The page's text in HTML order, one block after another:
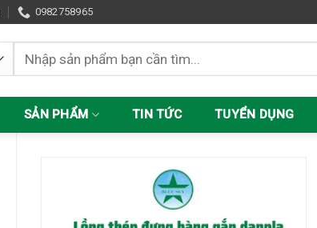
0982758965
Tìm
kiếm:
SẢN PHẨM TIN TỨC TUYỂN DỤNG